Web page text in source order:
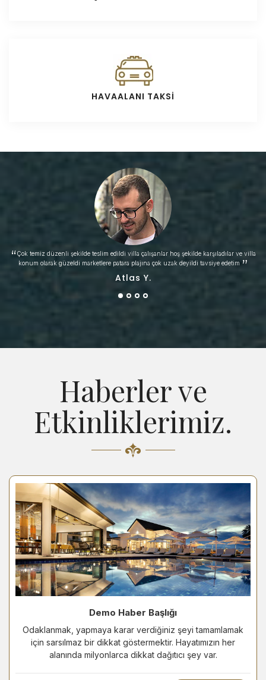
HAVAALANI TAKSİ
“Çok temiz düzenli şekilde teslim edildi villa çalışanlar hoş şekilde karşıladılar ve villa
konum olarak güzeldi marketlere patara plajına çok uzak deyildi tavsiye edetim ”
Atlas Y.
Haberler ve
Etkinliklerimiz.
Demo Haber Başlığı
Odaklanmak, yapmaya karar verdiğiniz şeyi tamamlamak
için sarsılmaz bir dikkat göstermektir. Hayatımızın her
alanında milyonlarca dikkat dağıtıcı şey var.